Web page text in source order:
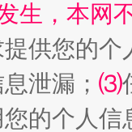
从幼
生，本网
供您的个
泄漏； ⑶
的个人